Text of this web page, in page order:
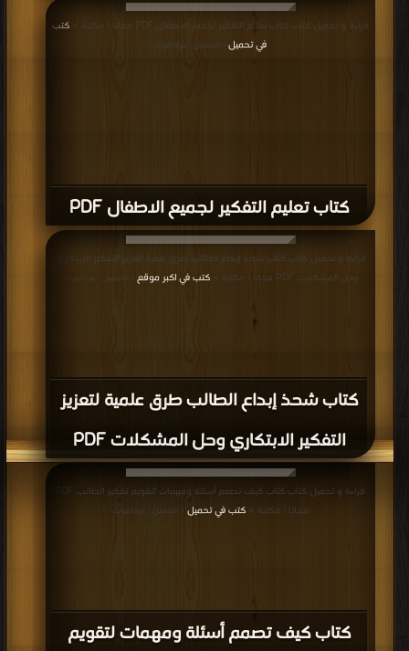
كتاب تعليم التفكير لجميع الاطفال PDF
قراءة و تحميل كتاب كتاب تعليم التفكير لجميع الاطفال PDF مجانا | مكتبة >
كتب
في تحميل
| التحميل : مرة/مرات
كتاب شحذ إبداع الطالب طرق علمية لتعزيز
التفكير الابتكاري وحل المشكلات PDF
قراءة و تحميل كتاب كتاب شحذ إبداع الطالب طرق علمية لتعزيز التفكير الابتكاري
وحل المشكلات PDF مجانا | مكتبة >
كتب في اكبر موقع | التحميل : مرة/مرات
كتاب كيف تصمم أسئلة ومهمات لتقويم
قراءة و تحميل كتاب كتاب كيف تصمم أسئلة ومهمات لتقويم تفكير الطالب PDF
مجانا | مكتبة >كتب في تحميل | التحميل : مرة/مرات